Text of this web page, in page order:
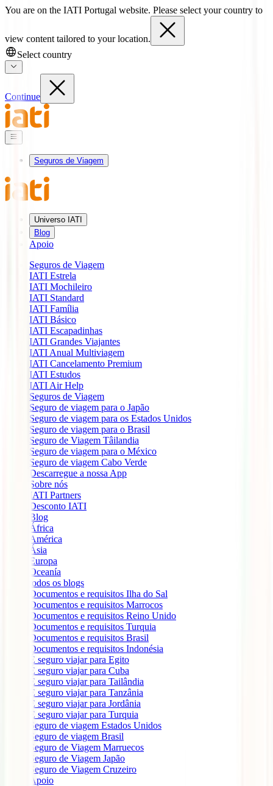
You are on the IATI Portugal website. Please select your country to
view content tailored to your location.
Select country
Continue
Seguros de Viagem
Universo IATI
Blog
Apoio
Seguros de Viagem
IATI Estrela
IATI Mochileiro
IATI Standard
IATI Família
IATI Básico
IATI Escapadinhas
IATI Grandes Viajantes
IATI Anual Multiviagem
IATI Cancelamento Premium
IATI Estudos
IATI Air Help
Seguros de Viagem
Seguro de viagem para o Japão
Seguro de viagem para os Estados Unidos
Seguro de viagem para o Brasil
Seguro de Viagem Tâilandia
Seguro de viagem para o México
Seguro de viagem Cabo Verde
Descarregue a nossa App
Sobre nós
IATI Partners
Desconto IATI
Blog
África
América
Ásia
Europa
Oceanía
todos os blogs
Documentos e requisitos Ilha do Sal
Documentos e requisitos Marrocos
Documentos e requisitos Reino Unido
Documentos e requisitos Turquia
Documentos e requisitos Brasil
Documentos e requisitos Indonésia
É seguro viajar para Egito
É seguro viajar para Cuba
É seguro viajar para Tailândia
É seguro viajar para Tanzânia
É seguro viajar para Jordânia
É seguro viajar para Turquia
Seguro de viagem Estados Unidos
Seguro de viagem Brasil
Seguro de Viagem Marruecos
Seguro de Viagem Japão
Seguro de Viagem Cruzeiro
Apoio